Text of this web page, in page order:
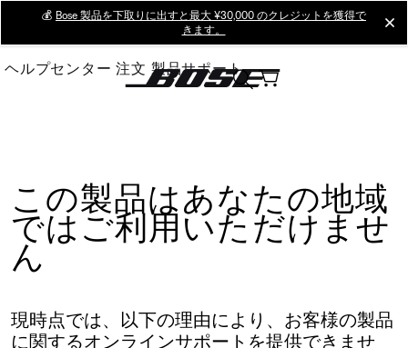
Main
💰 Bose 製品を下取りに出すと最大 ¥30,000 のクレジットを獲得で
きます。
ヘルプセンター 注文 製品サポート
この製品はあなたの地域
ではご利用いただけませ
ん
現時点では、以下の理由により、お客様の製品
に関するオンラインサポートを提供できませ